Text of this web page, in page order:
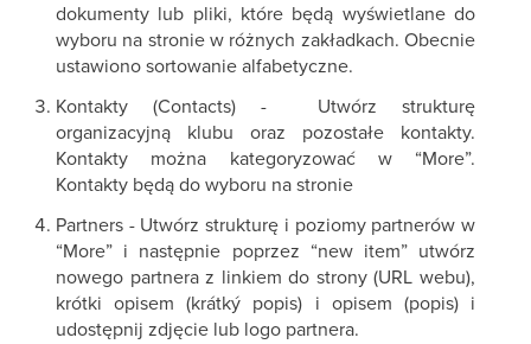
dokumenty lub pliki, które będą wyświetlane do
wyboru na stronie w różnych zakładkach. Obecnie
ustawiono sortowanie alfabetyczne.
Kontakty (Contacts) - Utwórz strukturę
organizacyjną klubu oraz pozostałe kontakty.
Kontakty można kategoryzować w “More”.
Kontakty będą do wyboru na stronie
Partners - Utwórz strukturę i poziomy partnerów w
“More” i następnie poprzez “new item” utwórz
nowego partnera z linkiem do strony (URL webu),
krótki opisem (krátký popis) i opisem (popis) i
udostępnij zdjęcie lub logo partnera.